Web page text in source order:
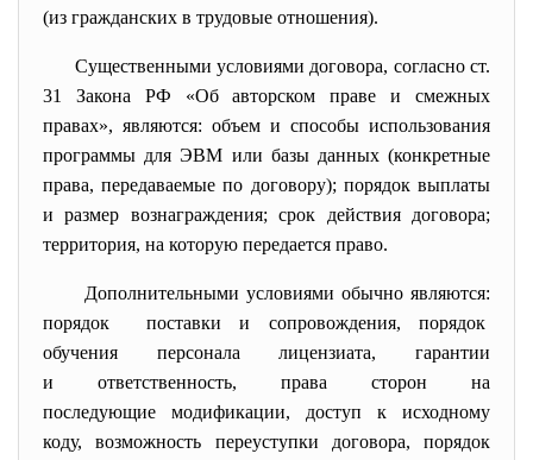
(из гражданских в трудовые отношения).
Существенными условиями договора, согласно ст.
31 Закона РФ «Об авторском праве и смежных
правах», являются: объем и способы использования
программы для ЭВМ или базы данных (конкретные
права, передаваемые по договору); порядок выплаты
и размер вознаграждения; срок действия договора;
территория, на которую передается право.
Дополнительными условиями обычно являются:
порядок поставки и сопровождения, порядок
обучения персонала лицензиата, гарантии
и ответственность, права сторон на
последующие модификации, доступ к исходному
коду, возможность переуступки договора, порядок